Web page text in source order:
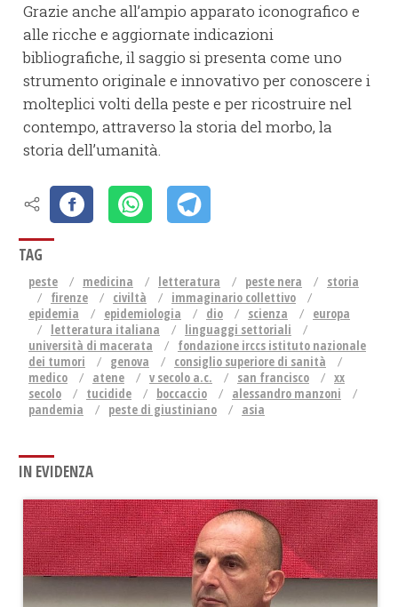
Grazie anche all’ampio apparato iconografico e
alle ricche e aggiornate indicazioni
bibliografiche, il saggio si presenta come uno
strumento originale e innovativo per conoscere i
molteplici volti della peste e per ricostruire nel
contempo, attraverso la storia del morbo, la
storia dell’umanità.
TAG
peste medicina letteratura peste nera
storia
firenze
civiltà
immaginario collettivo
epidemia
epidemiologia dio scienza
europa
letteratura italiana
linguaggi settoriali
università di macerata
fondazione irccs istituto nazionale
dei tumori
genova
consiglio superiore di sanità
medico
atene v secolo a.c. san francisco
xx
secolo
tucidide boccaccio
alessandro manzoni
pandemia
peste di giustiniano asia
IN EVIDENZA